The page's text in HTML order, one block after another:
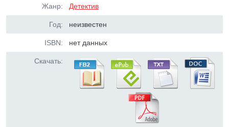
Жанр: Детектив
Год: неизвестен
ISBN: нет данных
Скачать: